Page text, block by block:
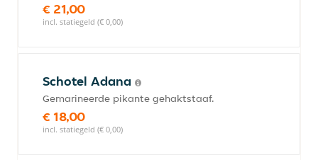
€ 21,00
incl. statiegeld (€ 0,00)
Schotel Adana
Gemarineerde pikante gehaktstaaf.
€ 18,00
incl. statiegeld (€ 0,00)